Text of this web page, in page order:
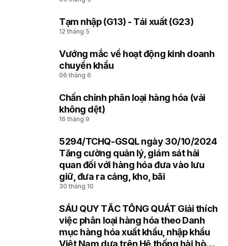
Tạm nhập (G13) - Tái xuất (G23)
12 tháng 5
Vướng mắc về hoạt động kinh doanh
chuyển khẩu
06 tháng 6
Chấn chỉnh phân loại hàng hóa (vải
không dệt)
16 tháng 9
5294/TCHQ-GSQL ngày 30/10/2024
Tăng cường quản lý, giám sát hải
quan đối với hàng hóa đưa vào lưu
giữ, đưa ra cảng, kho, bãi
30 tháng 10
SÁU QUY TẮC TỔNG QUÁT Giải thích
việc phân loại hàng hóa theo Danh
mục hàng hóa xuất khẩu, nhập khẩu
Việt Nam dựa trên Hệ thống hài hòa